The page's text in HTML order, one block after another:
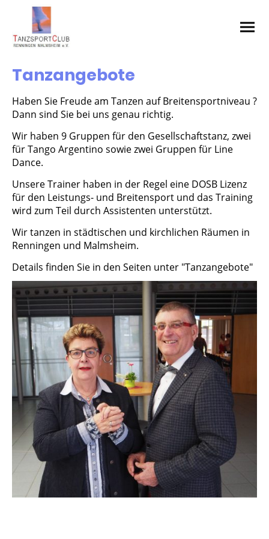
Tanzangebote
Haben Sie Freude am Tanzen auf Breitensportniveau ?
Dann sind Sie bei uns genau richtig.
Wir haben 9 Gruppen für den Gesellschaftstanz, zwei
für Tango Argentino sowie zwei Gruppen für Line
Dance.
Unsere Trainer haben in der Regel eine DOSB Lizenz
für den Leistungs- und Breitensport und das Training
wird zum Teil durch Assistenten unterstützt.
Wir tanzen in städtischen und kirchlichen Räumen in
Renningen und Malmsheim.
Details finden Sie in den Seiten unter "Tanzangebote"